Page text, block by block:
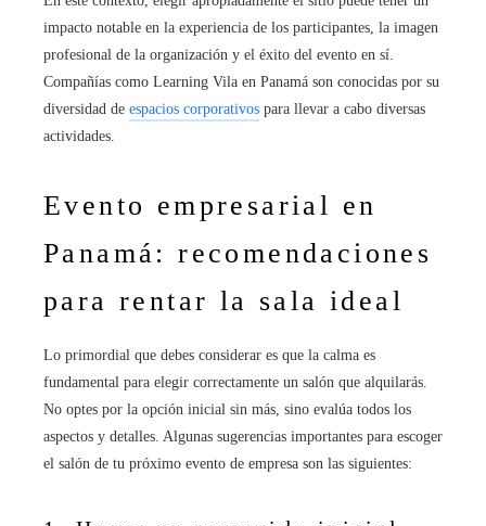
impacto notable en la experiencia de los participantes, la imagen
profesional de la organización y el éxito del evento en sí.
Compañías como Learning Vila en Panamá son conocidas por su
diversidad de espacios corporativos para llevar a cabo diversas
actividades.
Evento empresarial en
Panamá: recomendaciones
para rentar la sala ideal
Lo primordial que debes considerar es que la calma es
fundamental para elegir correctamente un salón que alquilarás.
No optes por la opción inicial sin más, sino evalúa todos los
aspectos y detalles. Algunas sugerencias importantes para escoger
el salón de tu próximo evento de empresa son las siguientes: